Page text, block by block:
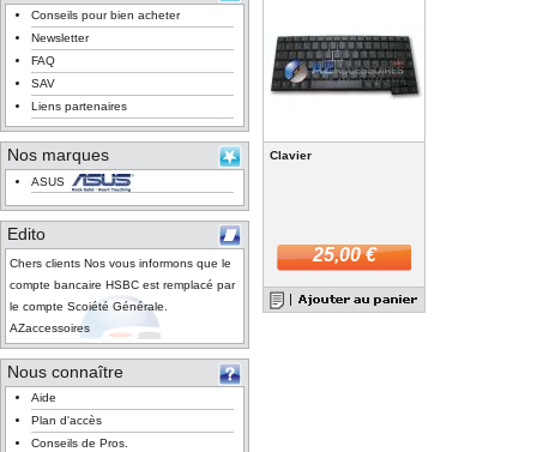
Conseils pour bien acheter
Newsletter
FAQ
SAV
Liens partenaires
Nos marques
ASUS
Edito
Chers clients Nos vous informons que le
compte bancaire HSBC est remplacé par
le compte Scoiété Générale.
AZaccessoires
Nous connaître
Aide
Plan d'accès
Conseils de Pros.
Clavier
25,00 €